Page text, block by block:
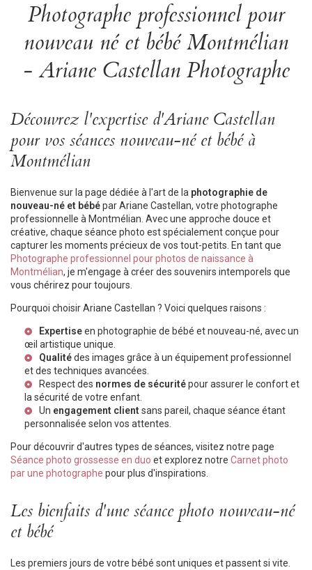
Photographe professionnel pour
nouveau né et bébé Montmélian
- Ariane Castellan Photographe
Découvrez l'expertise d'Ariane Castellan
pour vos séances nouveau-né et bébé à
Montmélian
Bienvenue sur la page dédiée à l'art de la photographie de
nouveau-né et bébépar Ariane Castellan, votre photographe
professionnelle à Montmélian. Avec une approche douce et
créative, chaque séance photo est spécialement conçue pour
capturer les moments précieux de vos tout-petits. En tant que
Photographe professionnel pour photos de naissance à
Montmélian, je m'engage à créer des souvenirs intemporels que
vous chérirez pour toujours.
Pourquoi choisir Ariane Castellan ? Voici quelques raisons :
Expertiseen photographie de bébé et nouveau-né, avec un
œil artistique unique.
Qualitédes images grâce à un équipement professionnel
et des techniques avancées.
Respect des normes de sécuritépour assurer le confort et
la sécurité de votre enfant.
Un engagement client sans pareil, chaque séance étant
personnalisée selon vos attentes.
Pour découvrir d'autres types de séances, visitez notre page
Séance photo grossesse en duo et explorez notre Carnet photo
par une photographe pour plus d'inspirations.
Les bienfaits d'une séance photo nouveau-né
et bébé
Les premiers jours de votre bébé sont uniques et passent si vite.